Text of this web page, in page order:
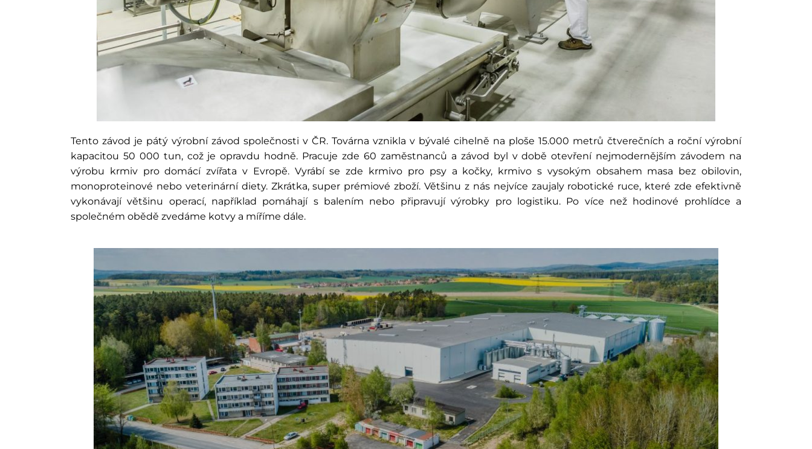
Tento závod je pátý výrobní závod společnosti v ČR. Továrna vznikla v bývalé cihelně na ploše 15.000 metrů čtverečních a roční výrobní
kapacitou 50 000 tun, což je opravdu hodně. Pracuje zde 60 zaměstnanců a závod byl v době otevření nejmodernějším závodem na
výrobu krmiv pro domácí zvířata v Evropě. Vyrábí se zde krmivo pro psy a kočky, krmivo s vysokým obsahem masa bez obilovin,
monoproteinové nebo veterinární diety. Zkrátka, super prémiové zboží. Většinu z nás nejvíce zaujaly robotické ruce, které zde efektivně
vykonávají většinu operací, například pomáhají s balením nebo připravují výrobky pro logistiku. Po více než hodinové prohlídce a
společném obědě zvedáme kotvy a míříme dále.